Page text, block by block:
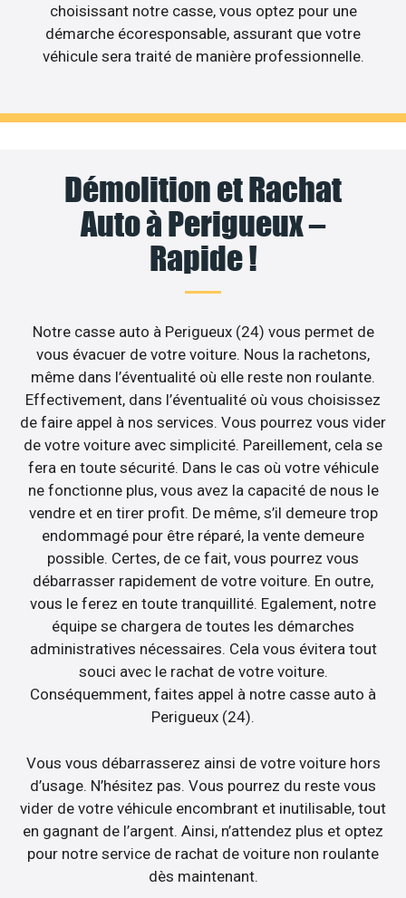
choisissant notre casse, vous optez pour une
démarche écoresponsable, assurant que votre
véhicule sera traité de manière professionnelle.
Démolition et Rachat
Auto à Perigueux –
Rapide !
Notre casse auto à Perigueux (24) vous permet de
vous évacuer de votre voiture. Nous la rachetons,
même dans l’éventualité où elle reste non roulante.
Effectivement, dans l’éventualité où vous choisissez
de faire appel à nos services. Vous pourrez vous vider
de votre voiture avec simplicité. Pareillement, cela se
fera en toute sécurité. Dans le cas où votre véhicule
ne fonctionne plus, vous avez la capacité de nous le
vendre et en tirer profit. De même, s’il demeure trop
endommagé pour être réparé, la vente demeure
possible. Certes, de ce fait, vous pourrez vous
débarrasser rapidement de votre voiture. En outre,
vous le ferez en toute tranquillité. Egalement, notre
équipe se chargera de toutes les démarches
administratives nécessaires. Cela vous évitera tout
souci avec le rachat de votre voiture.
Conséquemment, faites appel à notre casse auto à
Perigueux (24).
Vous vous débarrasserez ainsi de votre voiture hors
d’usage. N’hésitez pas. Vous pourrez du reste vous
vider de votre véhicule encombrant et inutilisable, tout
en gagnant de l’argent. Ainsi, n’attendez plus et optez
pour notre service de rachat de voiture non roulante
dès maintenant.